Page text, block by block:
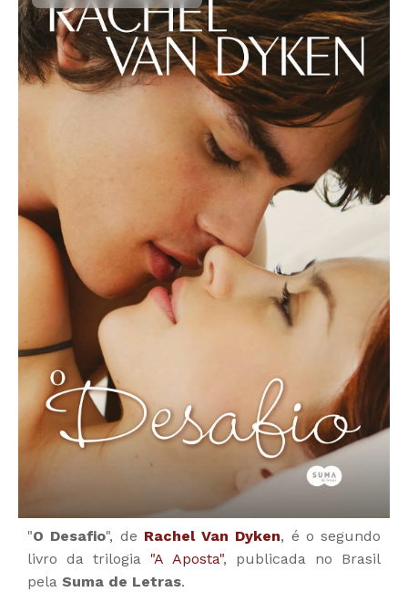
"O Desafio", de Rachel Van Dyken, é o segundo
livro da trilogia "A Aposta", publicada no Brasil
pela Suma de Letras.